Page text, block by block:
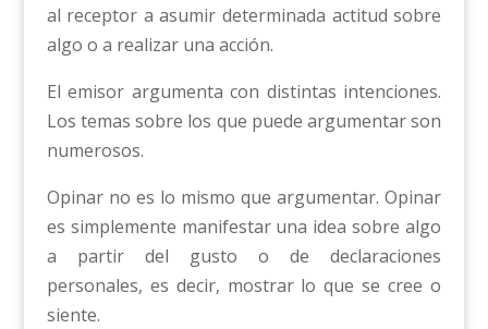
al receptor a asumir determinada actitud sobre
algo o a realizar una acción.
El emisor argumenta con distintas intenciones.
Los temas sobre los que puede argumentar son
numerosos.
Opinar no es lo mismo que argumentar. Opinar
es simplemente manifestar una idea sobre algo
a partir del gusto o de declaraciones
personales, es decir, mostrar lo que se cree o
siente.